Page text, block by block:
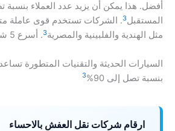
المستقبل3. الشركات تستخدم قوى عاملة
مثل الهندية والفلبينية والمصرية3. أسرع 5 شركات نقل عفش
السيارات الحديثة والتقنيات المتطورة
بنسبة تصل إلى 90%
3
ارقام شركات نقل العفش بالاحساء